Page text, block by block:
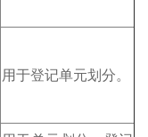
用于登记单元划分。